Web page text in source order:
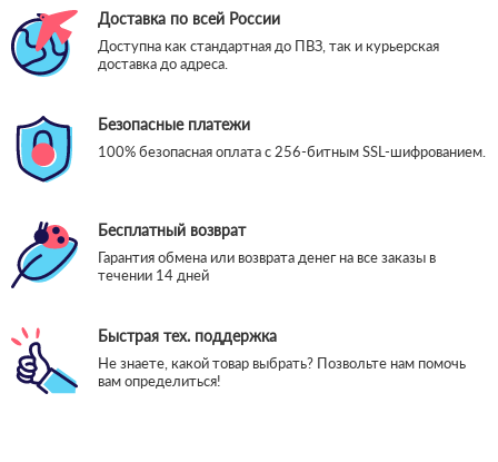
Доставка по всей России
Доступна как стандартная до ПВЗ, так и курьерская
доставка до адреса.
Безопасные платежи
100% безопасная оплата с 256-битным SSL-шифрованием.
Бесплатный возврат
Гарантия обмена или возврата денег на все заказы в
течении 14 дней
Быстрая тех. поддержка
Не знаете, какой товар выбрать? Позвольте нам помочь
вам определиться!